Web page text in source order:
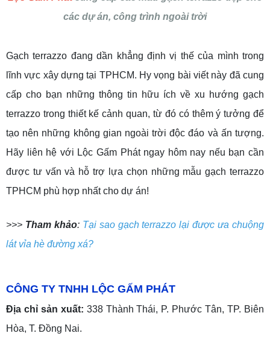
các dự án, công trình ngoài trời
Gạch terrazzo đang dần khẳng định vị thế của mình trong
lĩnh vực xây dựng tại TPHCM. Hy vọng bài viết này đã cung
cấp cho bạn những thông tin hữu ích về xu hướng gạch
terrazzo trong thiết kế cảnh quan, từ đó có thêm ý tưởng để
tạo nên những không gian ngoài trời độc đáo và ấn tượng.
Hãy liên hệ với Lộc Gấm Phát ngay hôm nay nếu bạn cần
được tư vấn và hỗ trợ lựa chọn những mẫu gạch terrazzo
TPHCM phù hợp nhất cho dự án!
>>> Tham khảo: Tại sao gạch terrazzo lại được ưa chuộng
lát vỉa hè đường xá?
CÔNG TY TNHH LỘC GẤM PHÁT
Địa chỉ sản xuất: 338 Thành Thái, P. Phước Tân, TP. Biên
Hòa, T. Đồng Nai.